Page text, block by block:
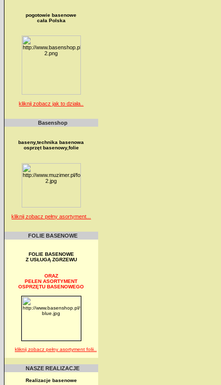
pogotowie basenowe
cała Polska
kliknij zobacz jak to działa..
Basenshop
baseny,technika basenowa
osprzęt basenowy,folie
kliknij zobacz pełny asortyment...
FOLIE BASENOWE
FOLIE BASENOWE
Z USŁUGĄ ZGRZEWU
ORAZ
PEŁEN ASORTYMENT
OSPRZĘTU BASENOWEGO
kliknij zobacz pełny asortyment folii..
NASZE REALIZACJE
Realizacje basenowe